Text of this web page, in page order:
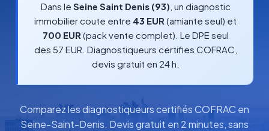
Dans le Seine Saint Denis (93) , un diagnostic
immobilier coute entre 43 EUR (amiante seul) et
700 EUR (pack vente complet). Le DPE seul
des 57 EUR. Diagnostiqueurs certifies COFRAC,
devis gratuit en 24 h.
Comparez les diagnostiqueurs certifiés COFRAC en
Seine-Saint-Denis. Devis gratuit en 2 minutes, sans